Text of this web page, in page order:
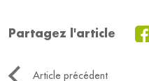
Partagez l'article
Article précédent